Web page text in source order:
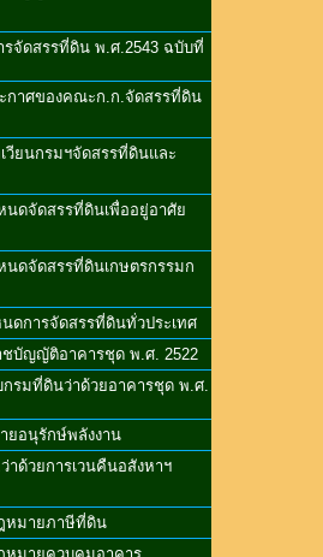
รจัดสรรที่ดิน พ.ศ.2543 ฉบับที่
กาศของคณะก.ก.จัดสรรที่ดิน
วียนกรมฯจัดสรรที่ดินและ
นดจัดสรรที่ดินเพื่ออยู่อาศัย
นดจัดสรรที่ดินเกษตรกรรมก
ดการจัดสรรที่ดินทั่วประเทศ
ชบัญญัติอาคารชุด พ.ศ. 2522
กรมที่ดินว่าด้วยอาคารชุด พ.ศ.
ยอนุรักษ์พลังงาน
าด้วยการเวนคืนอสังหาฯ
หมายภาษีที่ดิน